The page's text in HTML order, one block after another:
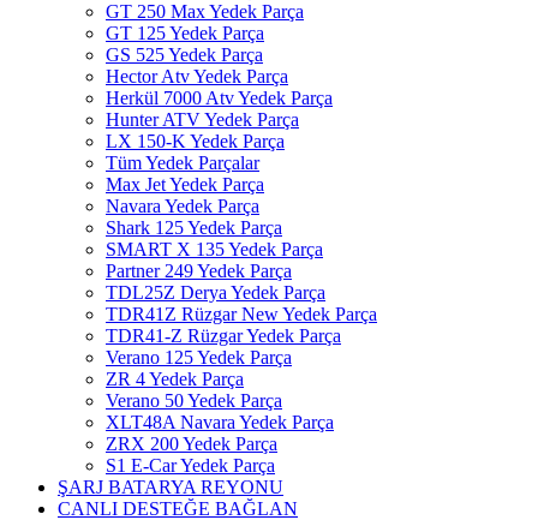
GT 250 Max Yedek Parça
GT 125 Yedek Parça
GS 525 Yedek Parça
Hector Atv Yedek Parça
Herkül 7000 Atv Yedek Parça
Hunter ATV Yedek Parça
LX 150-K Yedek Parça
Tüm Yedek Parçalar
Max Jet Yedek Parça
Navara Yedek Parça
Shark 125 Yedek Parça
SMART X 135 Yedek Parça
Partner 249 Yedek Parça
TDL25Z Derya Yedek Parça
TDR41Z Rüzgar New Yedek Parça
TDR41-Z Rüzgar Yedek Parça
Verano 125 Yedek Parça
ZR 4 Yedek Parça
Verano 50 Yedek Parça
XLT48A Navara Yedek Parça
ZRX 200 Yedek Parça
S1 E-Car Yedek Parça
ŞARJ BATARYA REYONU
CANLI DESTEĞE BAĞLAN